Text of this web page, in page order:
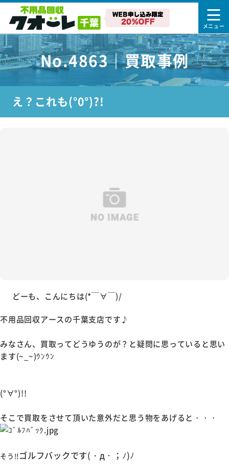
No.4863｜買取事例
え？これも(°0°)?!
どーも、こんにちは(*￣∀￣)/
不用品回収アースの千葉支店です♪
みなさん、買取ってどうゆうのが？と疑問に思っていると思い
ます(~_~)ｳﾝｳﾝ
(°∀°)!!
そこで買取をさせて頂いた意外だと思う物をあげると・・・
そう!! ゴルフバックです(・д・；ﾉ)ﾉ